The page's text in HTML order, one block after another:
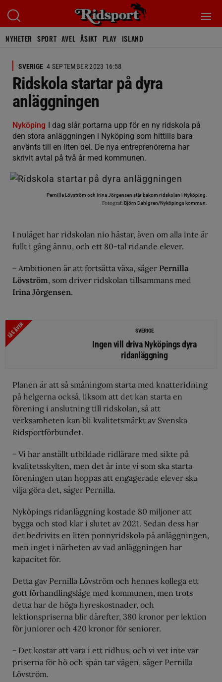
NYHETER SPORT AVEL ÅSIKT PLAY ISLAND
SVERIGE 4 SEPTEMBER 2023 16:58
Ridskola startar på dyra
anläggningen
Nyköping I dag slår portarna upp för en ny ridskola på
den stora anläggningen i Nyköping som hittills bara
använts till en liten del. De nya entreprenörerna har
skrivit avtal på två år med kommunen.
Pernilla Lövström och Irina Jörgensen står bakom ridskolan i Nyköping.
Fotograf: Björn Dahlgren/Nyköpings kommun.
I nuläget har ridskolan nio hästar, även om alla inte är
fullt i gång ännu, och ett 80-tal ridande elever.
− Ambitionen är att fortsätta växa, säger Pernilla
Lövström, som driver ridskolan tillsammans med
Irina Jörgensen.
LÄS ÄVEN SVERIGE
Ingen vill driva Nyköpings dyra
ridanläggning
Planen är att så småningom starta med knatteridning
på helgerna också, liksom att det kan starta en
förening i anslutning till ridskolan, så att
verksamheten kan bli kvalitetsmärkt av Svenska
Ridsportförbundet.
− Vi har anställt utbildade ridlärare med sikte på
kvalitetsskylten, men det är inte vi som ska starta
föreningen utan hoppas att engagerade elever ska
vilja göra det, säger Pernilla.
Nyköpings ridanläggning kostade 80 miljoner att
bygga och stod klar i slutet av 2021. Sedan dess har
det bedrivits en liten ponnyridskola på anläggningen,
men inget i närheten av vad anläggningen har
kapacitet för.
Detta gav Pernilla Lövström och hennes kollega ett
gott förhandlingsläge med kommunen, men trots
detta har de höga hyreskostnader, och
lektionspriserna blir därefter, 380 kronor per lektion
för juniorer och 420 kronor för seniorer.
− Det kostar att vara i ett ridhus, och vi vet inte var
priserna för hö och spån tar vägen, säger Pernilla
Lövström.